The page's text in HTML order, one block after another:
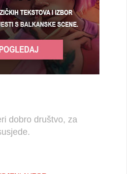
dobro društvo, za